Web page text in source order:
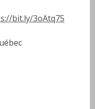
bit.ly/3oAtq75